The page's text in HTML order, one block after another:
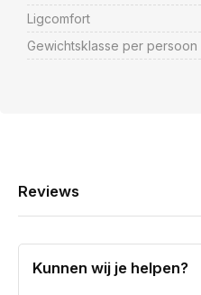
Ligcomfort
Gewichtsklasse per persoon
Reviews
Kunnen wij je helpen?